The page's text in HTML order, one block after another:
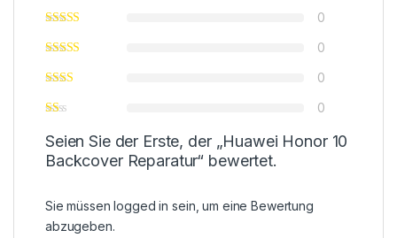
0
0
0
0
Seien Sie der Erste, der „Huawei Honor 10
Backcover Reparatur“ bewertet.
Sie müssenlogged in sein, um eine Bewertung
abzugeben.